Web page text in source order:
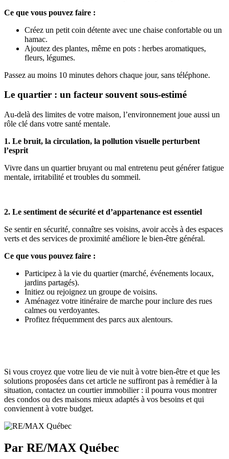
Ce que vous pouvez faire :
Créez un petit coin détente avec une chaise confortable ou un
hamac.
Ajoutez des plantes, même en pots : herbes aromatiques,
fleurs, légumes.
Passez au moins 10 minutes dehors chaque jour, sans téléphone.
Le quartier : un facteur souvent sous-estimé
Au-delà des limites de votre maison, l’environnement joue aussi un
rôle clé dans votre santé mentale.
1. Le bruit, la circulation, la pollution visuelle perturbent
l’esprit
Vivre dans un quartier bruyant ou mal entretenu peut générer fatigue
mentale, irritabilité et troubles du sommeil.
2. Le sentiment de sécurité et d’appartenance est essentiel
Se sentir en sécurité, connaître ses voisins, avoir accès à des espaces
verts et des services de proximité améliore le bien-être général.
Ce que vous pouvez faire :
Participez à la vie du quartier (marché, événements locaux,
jardins partagés).
Initiez ou rejoignez un groupe de voisins.
Aménagez votre itinéraire de marche pour inclure des rues
calmes ou verdoyantes.
Profitez fréquemment des parcs aux alentours.
Si vous croyez que votre lieu de vie nuit à votre bien-être et que les
solutions proposées dans cet article ne suffiront pas à remédier à la
situation, contactez un courtier immobilier : il pourra vous montrer
des condos ou des maisons mieux adaptés à vos besoins et qui
conviennent à votre budget.
Par RE/MAX Québec